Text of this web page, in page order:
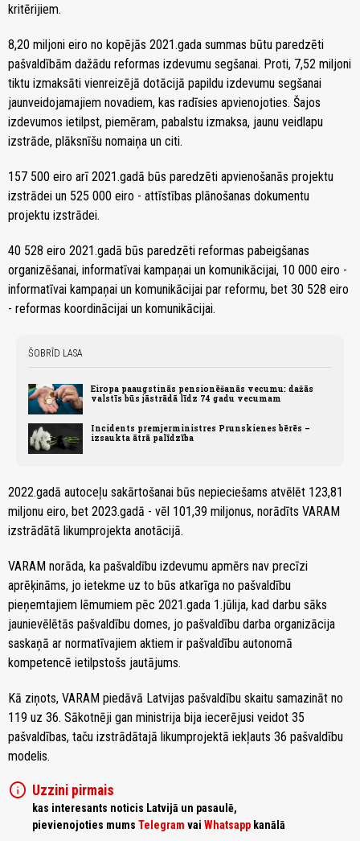
kritērijiem.
8,20 miljoni eiro no kopējās 2021.gada summas būtu paredzēti
pašvaldībām dažādu reformas izdevumu segšanai. Proti, 7,52 miljoni
tiktu izmaksāti vienreizējā dotācijā papildu izdevumu segšanai
jaunveidojamajiem novadiem, kas radīsies apvienojoties. Šajos
izdevumos ietilpst, piemēram, pabalstu izmaksa, jaunu veidlapu
izstrāde, plāksnīšu nomaiņa un citi.
157 500 eiro arī 2021.gadā būs paredzēti apvienošanās projektu
izstrādei un 525 000 eiro - attīstības plānošanas dokumentu
projektu izstrādei.
40 528 eiro 2021.gadā būs paredzēti reformas pabeigšanas
organizēšanai, informatīvai kampaņai un komunikācijai, 10 000 eiro -
informatīvai kampaņai un komunikācijai par reformu, bet 30 528 eiro
- reformas koordinācijai un komunikācijai.
ŠOBRĪD LASA
Eiropa paaugstinās pensionēšanās vecumu: dažās
valstīs būs jāstrādā līdz 74 gadu vecumam
Incidents premjerministres Prunskienes bērēs –
izsaukta ātrā palīdzība
2022.gadā autoceļu sakārtošanai būs nepieciešams atvēlēt 123,81
miljonu eiro, bet 2023.gadā - vēl 101,39 miljonus, norādīts VARAM
izstrādātā likumprojekta anotācijā.
VARAM norāda, ka pašvaldību izdevumu apmērs nav precīzi
aprēķināms, jo ietekme uz to būs atkarīga no pašvaldību
pieņemtajiem lēmumiem pēc 2021.gada 1.jūlija, kad darbu sāks
jaunievēlētās pašvaldību domes, jo pašvaldību darba organizācija
saskaņā ar normatīvajiem aktiem ir pašvaldību autonomā
kompetencē ietilpstošs jautājums.
Kā ziņots, VARAM piedāvā Latvijas pašvaldību skaitu samazināt no
119 uz 36. Sākotnēji gan ministrija bija iecerējusi veidot 35
pašvaldības, taču izstrādātajā likumprojektā iekļauts 36 pašvaldību
modelis.
info Uzzini pirmais
kas interesants noticis Latvijā un pasaulē,
pievienojoties mums Telegram vai Whatsapp kanālā